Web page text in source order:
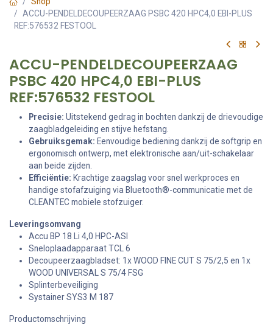
ACCU-PENDELDECOUPEERZAAG PSBC 420 HPC4,0 EBI-PLUS
REF:576532 FESTOOL
ACCU-PENDELDECOUPEERZAAG
PSBC 420 HPC4,0 EBI-PLUS
REF:576532 FESTOOL
Precisie: Uitstekend gedrag in bochten dankzij de drievoudige
zaagbladgeleiding en stijve hefstang.
Gebruiksgemak: Eenvoudige bediening dankzij de softgrip en
ergonomisch ontwerp, met elektronische aan/uit-schakelaar
aan beide zijden.
Efficiëntie: Krachtige zaagslag voor snel werkproces en
handige stofafzuiging via Bluetooth®-communicatie met de
CLEANTEC mobiele stofzuiger.
Leveringsomvang
Accu BP 18 Li 4,0 HPC-ASI
Sneloplaadapparaat TCL 6
Decoupeerzaagbladset: 1x WOOD FINE CUT S 75/2,5 en 1x
WOOD UNIVERSAL S 75/4 FSG
Splinterbeveiliging
Systainer SYS3 M 187
Productomschrijving